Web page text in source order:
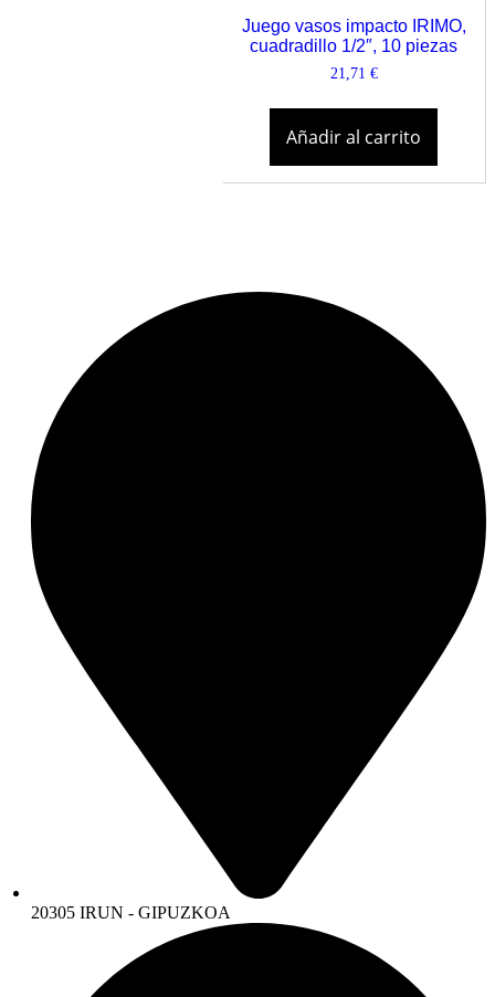
Juego vasos impacto IRIMO,
cuadradillo 1/2″, 10 piezas
21,71 €
Añadir al carrito
20305 IRUN - GIPUZKOA